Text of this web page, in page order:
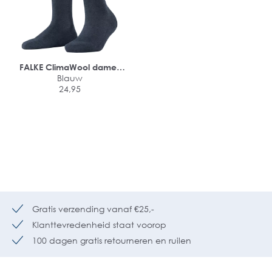
FALKE ClimaWool dames
kniekousen
Blauw
24,95
Gratis verzending vanaf €25,-
Klanttevredenheid staat voorop
100 dagen gratis retourneren en ruilen